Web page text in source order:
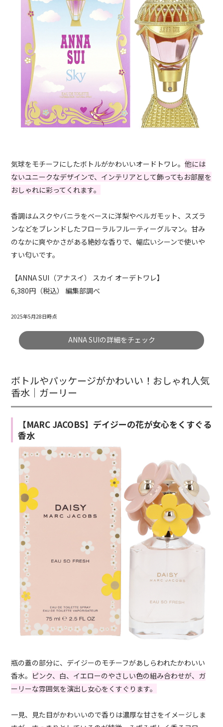
気球をモチーフにしたボトルがかわいいオードトワレ。他には
ないユニークなデザインで、インテリアとして飾ってもお部屋を
おしゃれに彩ってくれます。
香調はムスクやバニラをベースに洋梨やベルガモット、スズラ
ンなどをブレンドしたフローラルフルーティーグルマン。甘み
のなかに爽やかさがある絶妙な香りで、幅広いシーンで使いや
すい匂いです。
【ANNA SUI（アナスイ） スカイ オーデトワレ】
6,380円（税込） 編集部調べ
2025年5月28日時点
ANNA SUIの詳細をチェック
ボトルやパッケージがかわいい！おしゃれ人気
香水｜ガーリー
【MARC JACOBS】デイジーの花が女心をくすぐる
香水
瓶の蓋の部分に、デイジーのモチーフがあしらわれたかわいい
香水。 ピンク、白、イエローのやさしい色の組み合わせが、ガ
ーリーな雰囲気を演出し女心をくすぐります。
一見、見た目がかわいいので香りは濃厚な甘さをイメージしま